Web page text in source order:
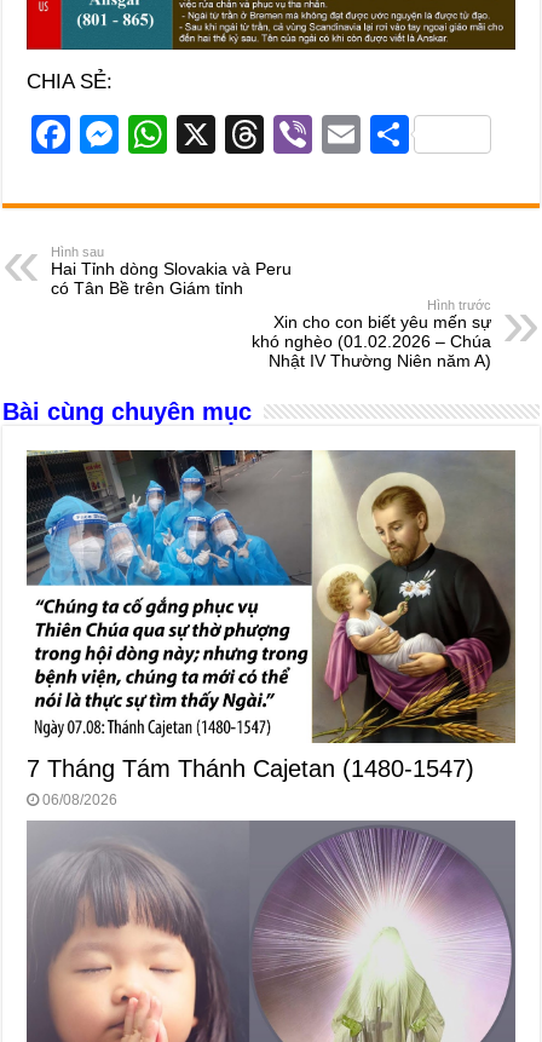
CHIA SẺ:
F
c
e
b
k
M
ss
e
n
W
at
s
A
X
T
e
a
d
s
Vi
er
E
ail
S
ar
Hình sau
Hai Tỉnh dòng Slovakia và Peru
có Tân Bề trên Giám tỉnh
Hình trước
Xin cho con biết yêu mến sự
khó nghèo (01.02.2026 – Chúa
Nhật IV Thường Niên năm A)
Bài cùng chuyên mục
7 Tháng Tám Thánh Cajetan (1480-1547)
06/08/2026